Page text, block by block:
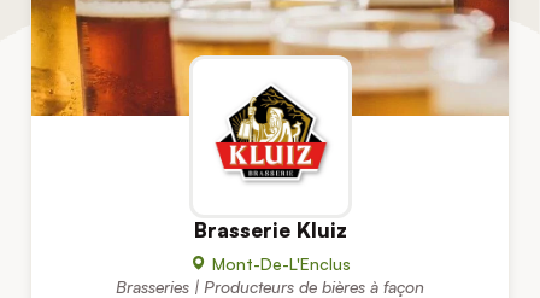
Brasserie Kluiz
Mont-De-L'Enclus
Brasseries | Producteurs de bières à façon